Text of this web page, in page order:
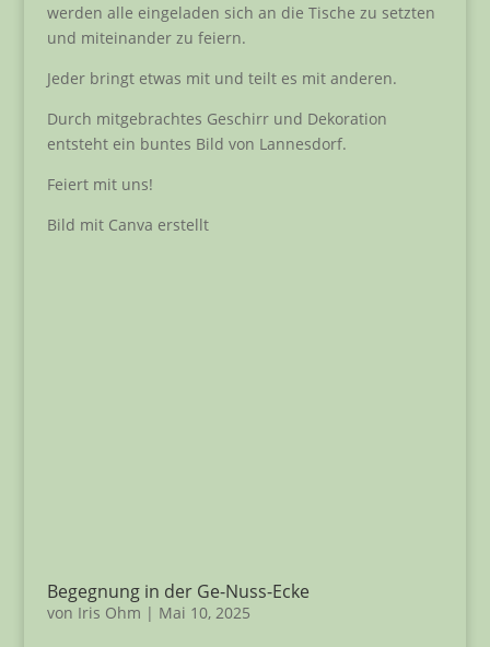
werden alle eingeladen sich an die Tische zu setzten
und miteinander zu feiern.
Jeder bringt etwas mit und teilt es mit anderen.
Durch mitgebrachtes Geschirr und Dekoration
entsteht ein buntes Bild von Lannesdorf.
Feiert mit uns!
Bild mit Canva erstellt
Begegnung in der Ge-Nuss-Ecke
von Iris Ohm | Mai 10, 2025